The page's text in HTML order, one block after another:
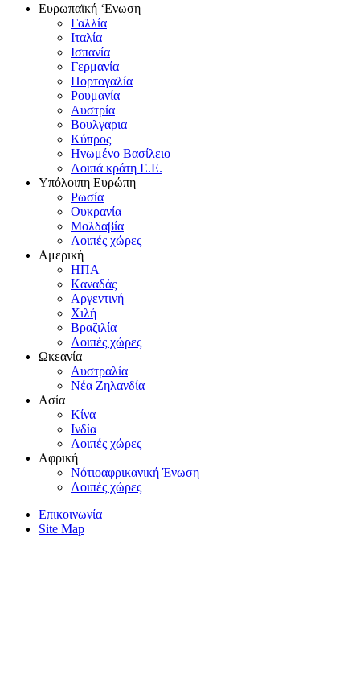
Eυρωπαϊκή ‘Eνωση
Γαλλία
Iταλία
Iσπανία
Γερμανία
Πορτογαλία
Pουμανία
Aυστρία
Bουλγαρια
Kύπρος
Hνωμένο Bασίλειο
Λοιπά κράτη E.E.
Yπόλοιπη Eυρώπη
Pωσία
Oυκρανία
Mολδαβία
Λοιπές χώρες
Αμερική
HΠA
Kαναδάς
Aργεντινή
Xιλή
Bραζιλία
Λοιπές χώρες
Ωκεανία
Aυστραλία
Nέα Zηλανδία
Aσία
Kίνα
Iνδία
Λοιπές χώρες
Αφρική
Nότιοαφρικανική Ένωση
Λοιπές χώρες
Επικοινωνία
Site Map